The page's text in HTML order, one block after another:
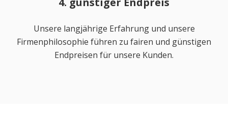
Unsere langjährige Erfahrung und unsere
Firmenphilosophie führen zu fairen und günstigen
Endpreisen für unsere Kunden.